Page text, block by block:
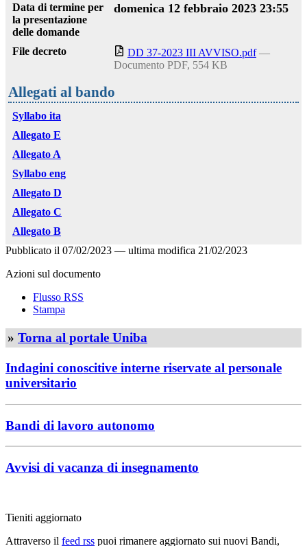
Data di termine per
la presentazione
delle domande
domenica 12 febbraio 2023 23:55
File decreto DD 37-2023 III AVVISO.pdf —
Documento PDF, 554 KB
Allegati al bando
Syllabo ita
Allegato E
Allegato A
Syllabo eng
Allegato D
Allegato C
Allegato B
Pubblicato il 07/02/2023 — ultima modifica 21/02/2023
Azioni sul documento
Flusso RSS
Stampa
» Torna al portale Uniba
Indagini conoscitive interne riservate al personale
universitario
Bandi di lavoro autonomo
Avvisi di vacanza di insegnamento
Tieniti aggiornato
Attraverso il feed rss puoi rimanere aggiornato sui nuovi Bandi,